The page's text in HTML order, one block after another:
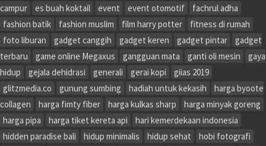
campur
es buah koktail event event otomotif
fachrul adha
fashion batik
fashion muslim film harry potter
fitness di rumah
foto liburan
gadget canggih gadget keren gadget pintar
gadget
terbaru
game online Megaxus gangguan mata ganti oli mesin
gaya
hidup
gejala dehidrasi generali gerai kopi
giias 2019
glitzmedia.co
gunung sumbing hadiah untuk kekasih
harga byoote
collagen
harga fimty fiber harga kulkas sharp
harga minyak goreng
harga pipa
harga tiket kereta api
hari kemerdekaan indonesia
hidden paradise bali
hidup minimalis hidup sehat
hobi fotografi